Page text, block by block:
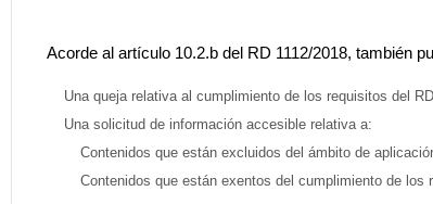
Acorde al artículo 10.2.b del RD 1112/2018, también
Una queja relativa al cumplimiento de los requisitos del RD
Una solicitud de información accesible relativa a:
Contenidos que están excluidos del ámbito de
Contenidos que están exentos del cumplimiento de los